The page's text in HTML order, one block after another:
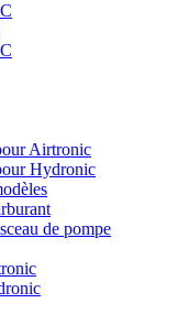
Airtronic
Hydronic
de pompe